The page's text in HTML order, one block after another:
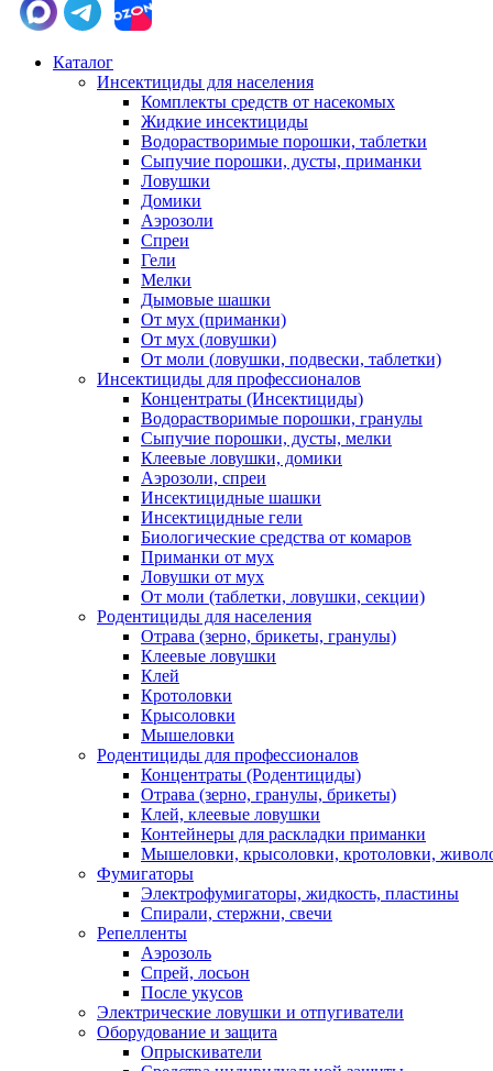
Каталог
Инсектициды для населения
Комплекты средств от насекомых
Жидкие инсектициды
Водорастворимые порошки, таблетки
Сыпучие порошки, дусты, приманки
Ловушки
Домики
Аэрозоли
Спреи
Гели
Мелки
Дымовые шашки
От мух (приманки)
От мух (ловушки)
От моли (ловушки, подвески, таблетки)
Инсектициды для профессионалов
Концентраты (Инсектициды)
Водорастворимые порошки, гранулы
Сыпучие порошки, дусты, мелки
Клеевые ловушки, домики
Аэрозоли, спреи
Инсектицидные шашки
Инсектицидные гели
Биологические средства от комаров
Приманки от мух
Ловушки от мух
От моли (таблетки, ловушки, секции)
Родентициды для населения
Отрава (зерно, брикеты, гранулы)
Клеевые ловушки
Клей
Кротоловки
Крысоловки
Мышеловки
Родентициды для профессионалов
Концентраты (Родентициды)
Отрава (зерно, гранулы, брикеты)
Клей, клеевые ловушки
Контейнеры для раскладки приманки
Мышеловки, крысоловки, кротоловки,
Фумигаторы
Электрофумигаторы, жидкость, пластины
Спирали, стержни, свечи
Репелленты
Аэрозоль
Спрей, лосьон
После укусов
Электрические ловушки и отпугиватели
Оборудование и защита
Опрыскиватели